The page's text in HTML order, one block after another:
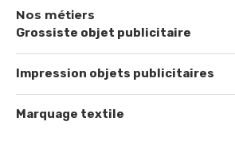
Nos métiers
Grossiste objet publicitaire
Impression objets publicitaires
Marquage textile